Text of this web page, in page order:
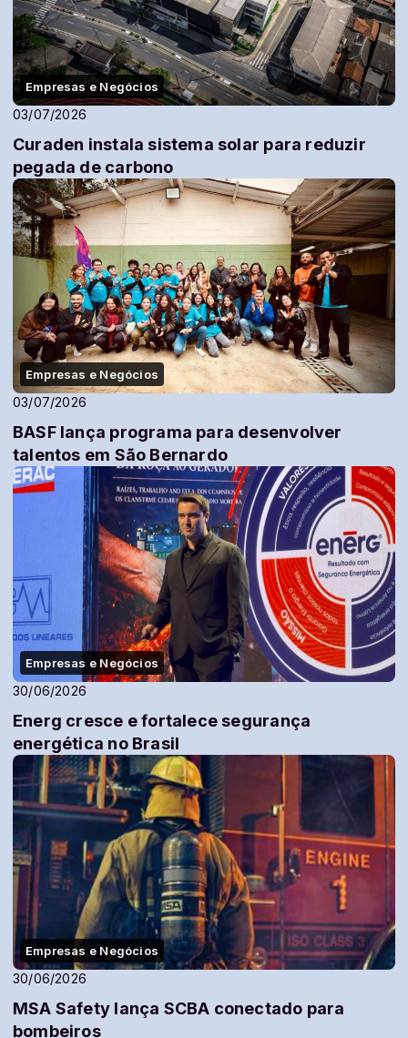
Empresas e Negócios
03/07/2026
Curaden instala sistema solar para reduzir
pegada de carbono
Empresas e Negócios
03/07/2026
BASF lança programa para desenvolver
talentos em São Bernardo
Empresas e Negócios
30/06/2026
Energ cresce e fortalece segurança
energética no Brasil
Empresas e Negócios
30/06/2026
MSA Safety lança SCBA conectado para
bombeiros